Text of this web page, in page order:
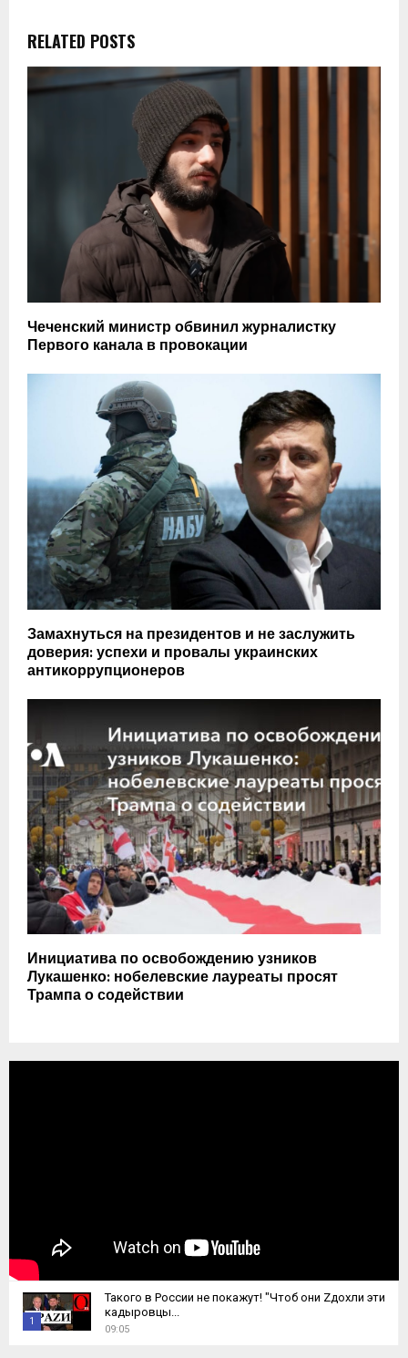
RELATED POSTS
Чеченский министр обвинил журналистку
Первого канала в провокации
Замахнуться на президентов и не заслужить
доверия: успехи и провалы украинских
антикоррупционеров
Инициатива по освобождению узников
Лукашенко: нобелевские лауреаты просят
Трампа о содействии
1
Такого в России не покажут! "Чтоб они Zдохли эти
кадыровцы...
09:05